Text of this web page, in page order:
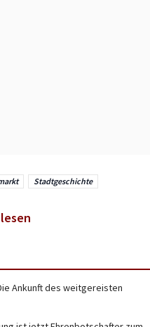
Stadtgeschichte
Ankunft des weitgereisten